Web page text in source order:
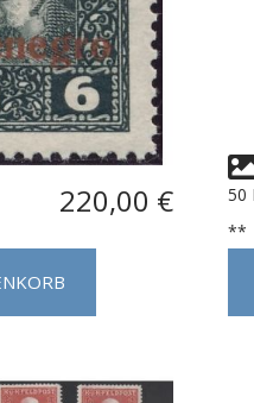
220,00 €
50
**